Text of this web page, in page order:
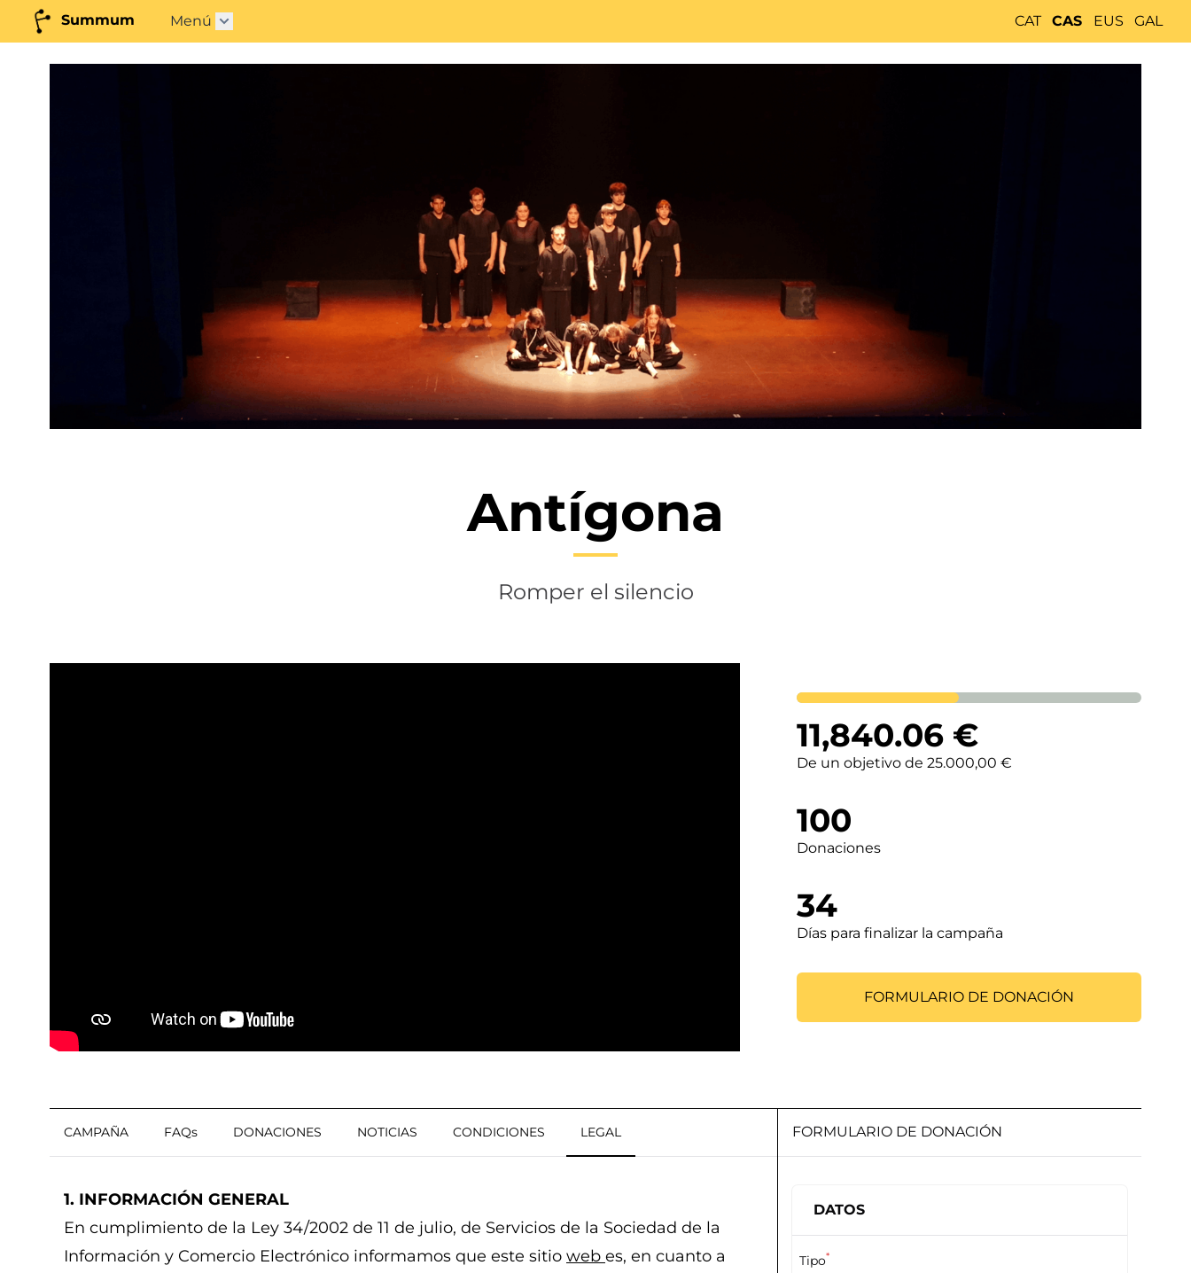
Summum Menú Abrir submenú" CAT CAS EUS GAL
Antígona
Romper el silencio
Lortutakoa
11,840.06€
De un objetivo de 25.000,00 €
100
Donaciones
34
Días para finalizar la campaña
FORMULARIO DE DONACIÓN
CAMPAÑA FAQs DONACIONES NOTICIAS CONDICIONES LEGAL
1. INFORMACIÓN GENERAL
En cumplimiento de la Ley 34/2002 de 11 de julio, de Servicios de la Sociedad de la
Información y Comercio Electrónico informamos que este sitio web es, en cuanto a
FORMULARIO DE DONACIÓN
DATOS
Tipo*